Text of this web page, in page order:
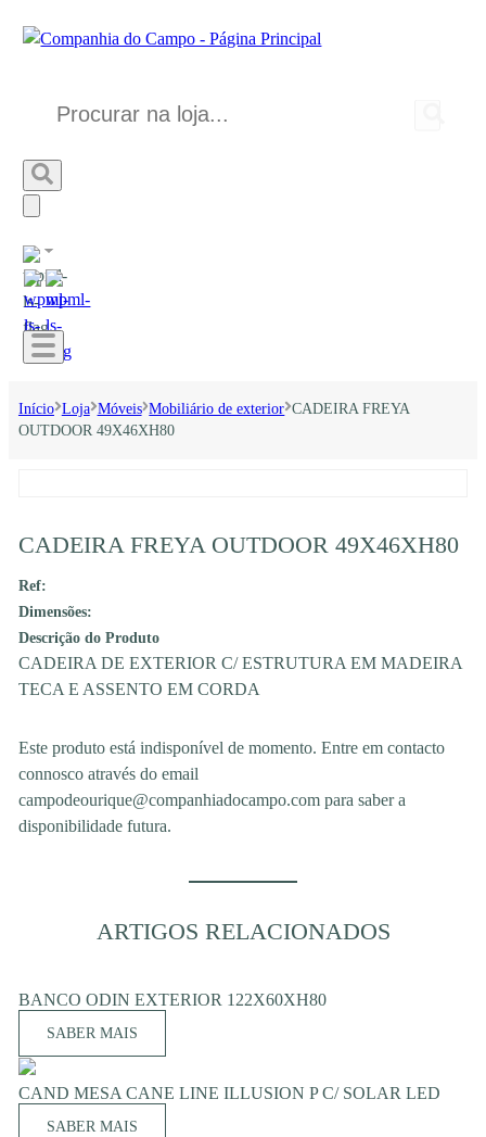
Início Loja Móveis Mobiliário de exterior CADEIRA FREYA
OUTDOOR 49X46XH80
CADEIRA FREYA OUTDOOR 49X46XH80
Ref:
Dimensões:
Descrição do Produto
CADEIRA DE EXTERIOR C/ ESTRUTURA EM MADEIRA
TECA E ASSENTO EM CORDA
Este produto está indisponível de momento. Entre em contacto
connosco através do email
campodeourique@companhiadocampo.com para saber a
disponibilidade futura.
ARTIGOS RELACIONADOS
BANCO ODIN EXTERIOR 122X60XH80
SABER MAIS
CAND MESA CANE LINE ILLUSION P C/ SOLAR LED
SABER MAIS